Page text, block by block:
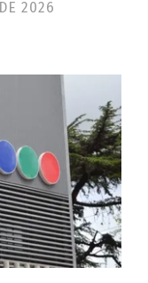
2026